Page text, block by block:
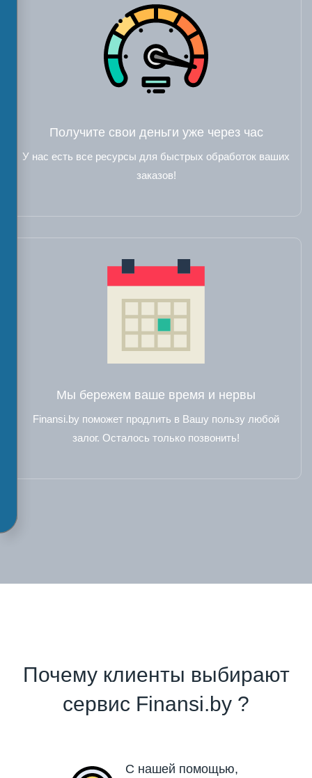
Получите свои деньги уже через час
У нас есть все ресурсы для быстрых обработок ваших
заказов!
Мы бережем ваше время и нервы
Finansi.by поможет продлить в Вашу пользу любой
залог. Осталось только позвонить!
Почему клиенты выбирают
сервис Finansi.by ?
С нашей помощью,